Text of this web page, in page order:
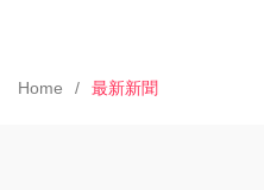
Home 最新新聞